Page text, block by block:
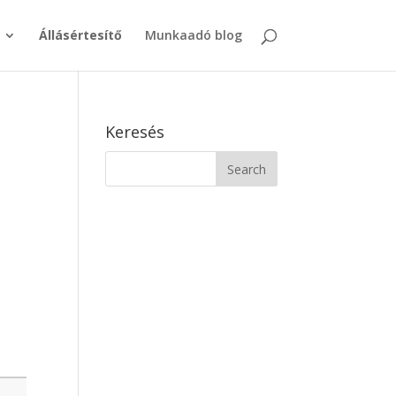
Állásértesítő Munkaadó blog
Keresés